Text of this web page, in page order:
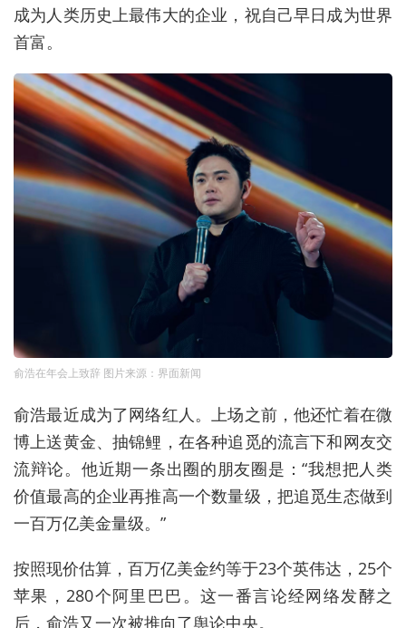
成为人类历史上最伟大的企业，祝自己早日成为世界
首富。
俞浩在年会上致辞 图片来源：界面新闻
俞浩最近成为了网络红人。上场之前，他还忙着在微
博上送黄金、抽锦鲤，在各种追觅的流言下和网友交
流辩论。他近期一条出圈的朋友圈是：“我想把人类
价值最高的企业再推高一个数量级，把追觅生态做到
一百万亿美金量级。”
按照现价估算，百万亿美金约等于23个英伟达，25个
苹果，280个阿里巴巴。这一番言论经网络发酵之
后，俞浩又一次被推向了舆论中央。